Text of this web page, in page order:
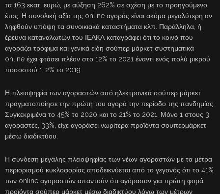
τα 163 εκατ. ευρώ, με αύξηση 262% σε σχέση με το προηγούμενο
έτος. Η συνολική αξία της online αγοράς είναι ακόμα μεγαλύτερη αν
ληφθούν υπόψη τα συνοικιακά καταστήματα κλπ. Παράλληλα, ή
έρευνα καταναλωτών του ΙΕΛΚΑ καταγράφει ότι το κοινό που
αγοράζει τρόφιμα και γενικά είδη σούπερ μάρκετ συστηματικά
online έχει φτάσει πλέον στο 12% το 2021 έναντι ενός πολύ μικρού
ποσοστού 1-2% το 2019.
Η πλειοψηφία των αγοραστών από ηλεκτρονικά σούπερ μάρκετ
πραγματοποίησε την πρώτη του αγορά την περίοδο της πανδημίας.
Συγκεκριμένα το 45% το 2020 και το 21% το 2021. Μόνο 1 στους 3
αγοραστές, 33%, είχε αγοράσει νωρίτερα προϊόντα σουπερμάρκετ
μέσω διαδικτύου.
Η σύνδεση μεγάλης πλειοψηφίας των νέων αγοραστών με τα μέτρα
περιορισμού κυκλοφορίας αποδεικνύεται από το γεγονός ότι το 41%
των online αγοραστών απαντούν ότι αγόρασαν για πρώτη φορά
προϊόντα σούπερ μάρκετ μέσω διαδικτύου λόγω των μέτρων